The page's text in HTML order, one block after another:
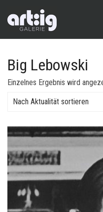
Big Lebowski
Einzelnes Ergebnis wird
Nach Aktualität sortieren